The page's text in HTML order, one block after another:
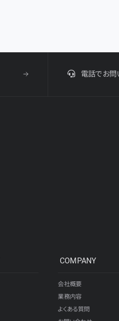
電話でお問
COMPANY
会社概要
業務内容
よくある質問